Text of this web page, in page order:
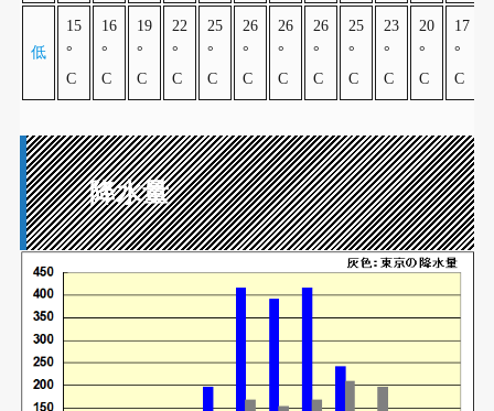
低
15
°
C
16
°
C
19
°
C
22
°
C
25
°
C
26
°
C
26
°
C
26
°
C
25
°
C
23
°
C
20
°
C
17
°
C
降水量